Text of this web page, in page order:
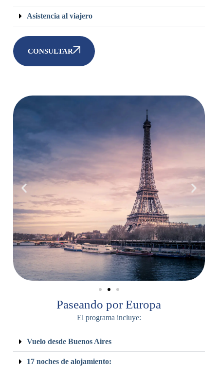
Asistencia al viajero
CONSULTAR
Paseando por Europa
El programa incluye:
Vuelo desde Buenos Aires
17 noches de alojamiento: